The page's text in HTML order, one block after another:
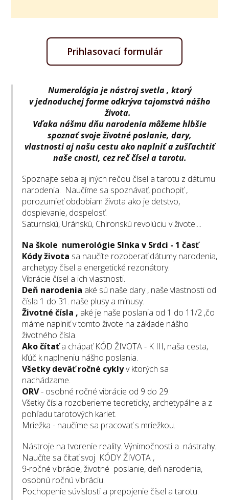
Prihlasovací formulár
Numerológia je nástroj svetla , ktorý
v jednoduchej forme odkrýva tajomstvá nášho
života.
Vďaka nášmu dňu narodenia môžeme hlbšie
spoznať svoje životné poslanie, dary,
vlastnosti aj našu cestu ako naplniť a zušľachtiť
naše cnosti, cez reč čísel a tarotu.
Spoznajte seba aj iných rečou čísel a tarotu z dátumu
narodenia. Naučíme sa spoznávať, pochopiť ,
porozumieť obdobiam života ako je detstvo,
dospievanie, dospelosť.
Saturnskú, Uránskú, Chironskú revolúciu v živote....
Na škole numerológie Slnka v Srdci - 1 časť
Kódy života sa naučíte rozoberať dátumy narodenia,
archetypy čísel a energetické rezonátory.
Vibrácie čísel a ich vlastnosti.
Deň narodenia aké sú naše dary , naše vlastnosti od
čísla 1 do 31. naše plusy a mínusy.
Životné čísla , aké je naše poslania od 1 do 11/2 ,čo
máme naplniť v tomto živote na základe nášho
životného čísla.
Ako čítaťa chápať KÓD ŽIVOTA - K III, naša cesta,
kľúč k naplneniu nášho poslania.
Všetky deväť ročné cyklyv ktorých sa
nachádzame.
ORV- osobné ročné vibrácie od 9 do 29.
Všetky čísla rozoberieme teoreticky, archetypálne a z
pohľadu tarotových kariet.
Mriežka - naučíme sa pracovať s mriežkou.
Nástroje na tvorenie reality. Výnimočnosti a nástrahy.
Naučíte sa čítať svoj KÓDY ŽIVOTA ,
9-ročné vibrácie, životné poslanie, deň narodenia,
osobnú ročnú vibráciu.
Pochopenie súvislosti a prepojenie čísel a tarotu.